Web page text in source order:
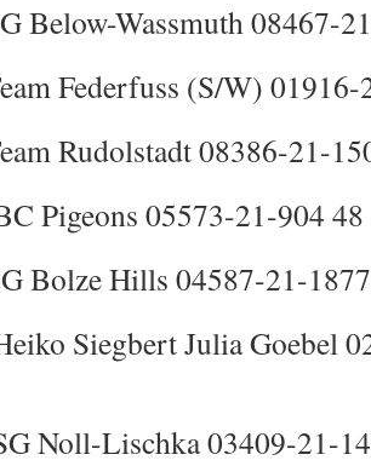
Below-Wassmuth 08467-
Federfuss (S/W)
Rudolstadt 08386-21-
Pigeons 05573-21-904
Bolze Hills 04587-21-
Siegbert Julia Goebel
Noll-Lischka 03409-21-